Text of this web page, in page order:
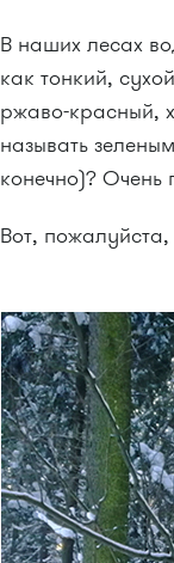
В наших лесах
как тонкий,
ржаво-красный,
называть
конечно)? Очень
Вот,